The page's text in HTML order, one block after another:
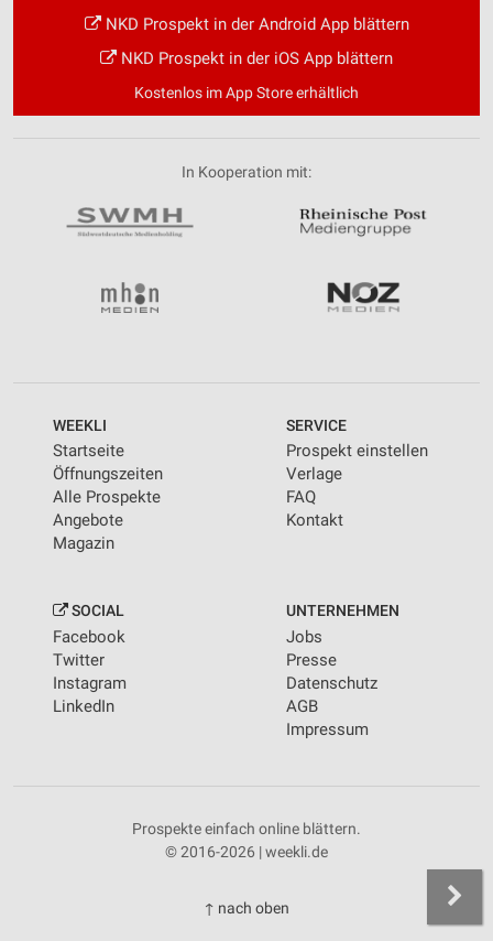
NKD Prospekt in der Android App blättern
NKD Prospekt in der iOS App blättern
Kostenlos im App Store erhältlich
In Kooperation mit:
WEEKLI
Startseite
Öffnungszeiten
Alle Prospekte
Angebote
Magazin
SERVICE
Prospekt einstellen
Verlage
FAQ
Kontakt
SOCIAL
Facebook
Twitter
Instagram
LinkedIn
UNTERNEHMEN
Jobs
Presse
Datenschutz
AGB
Impressum
Prospekte einfach online blättern.
© 2016-2026 | weekli.de
↑ nach oben